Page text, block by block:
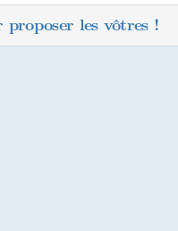
proposer les vôtres !